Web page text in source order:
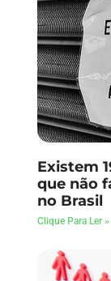
Existem
que não
no Brasil
Clique Para Ler »